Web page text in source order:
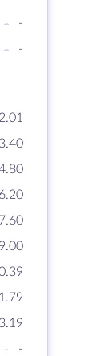
-
-
- -
- -